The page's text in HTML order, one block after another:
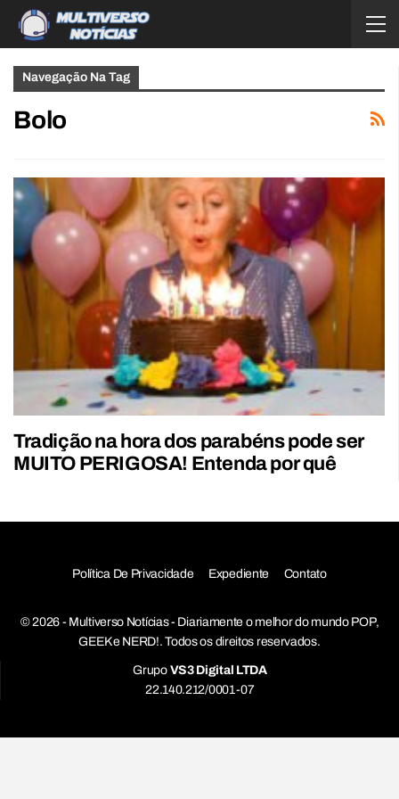
Navegação Na Tag
Bolo
Tradição na hora dos parabéns pode ser
MUITO PERIGOSA! Entenda por quê
Política De Privacidade Expediente Contato
© 2026 - Multiverso Notícias - Diariamente o melhor do mundo POP,
GEEK e NERD!. Todos os direitos reservados.
Grupo VS3 Digital LTDA
22.140.212/0001-07